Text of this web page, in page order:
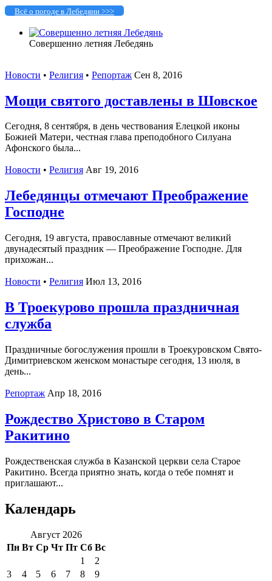
Всё о погоде в Лебедяни >>>
Совершенно летняя Лебедянь
Новости • Религия • Репортаж Сен 8, 2016
Мощи святого доставлены в Шовское
Сегодня, 8 сентября, в день чествования Елецкой иконы
Божией Матери, честная глава преподобного Силуана
Афонского была...
Новости • Религия Авг 19, 2016
Лебедянцы отмечают Преображение
Господне
Сегодня, 19 августа, православные отмечают великий
двунадесятый праздник — Преображение Господне. Для
прихожан...
Новости • Религия Июл 13, 2016
В Троекурово прошла праздничная
служба
Праздничные богослужения прошли в Троекуровском Свято-
Димитриевском женском монастыре сегодня, 13 июля, в
день...
Репортаж Апр 18, 2016
Рождество Христово в Старом
Ракитино
Рождественская служба в Казанской церкви села Старое
Ракитино. Всегда приятно знать, когда о тебе помнят и
приглашают...
Календарь
Август 2026
Пн Вт Ср Чт Пт Сб Вс
1
2
3
4 5 6 7 8
9